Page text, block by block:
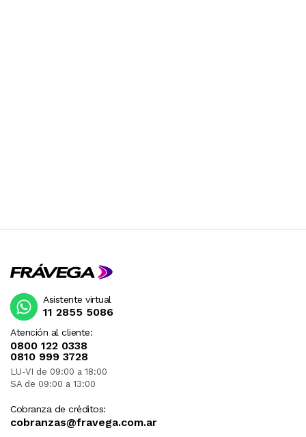
Atención al cliente:
0800 122 0338
0810 999 3728
LU-VI de 09:00 a 18:00
SA de 09:00 a 13:00
Cobranza de créditos:
cobranzas@fravega.com.ar
Asistente virtual
11 2855 5086